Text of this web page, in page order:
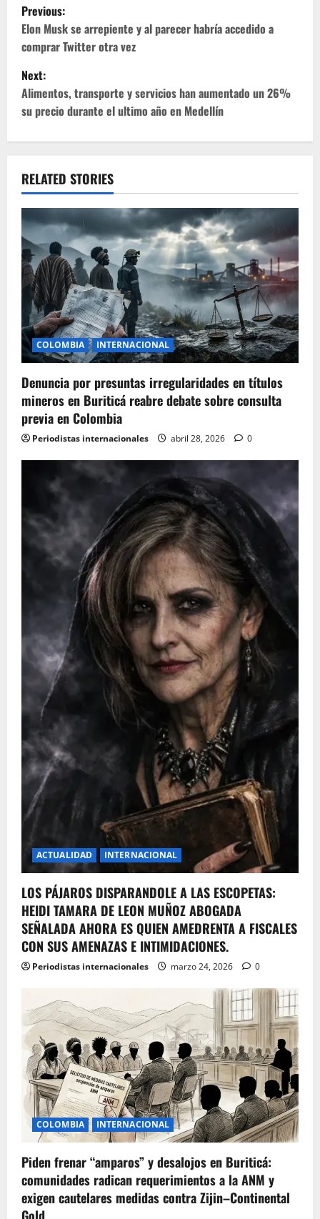
o
s
t
n
v
i
g
a
t
i
o
n
Previous:
Elon Musk se arrepiente y al parecer habría accedido a
comprar Twitter otra vez
Next:
Alimentos, transporte y servicios han aumentado un 26%
su precio durante el ultimo año en Medellín
RELATED STORIES
COLOMBIA INTERNACIONAL
Denuncia por presuntas irregularidades en títulos
mineros en Buriticá reabre debate sobre consulta
previa en Colombia
Periodistas internacionales abril 28, 2026 0
ACTUALIDAD INTERNACIONAL
LOS PÁJAROS DISPARANDOLE A LAS ESCOPETAS:
HEIDI TAMARA DE LEON MUÑOZ ABOGADA
SEÑALADA AHORA ES QUIEN AMEDRENTA A FISCALES
CON SUS AMENAZAS E INTIMIDACIONES.
Periodistas internacionales marzo 24, 2026 0
COLOMBIA INTERNACIONAL
Piden frenar “amparos” y desalojos en Buriticá:
comunidades radican requerimientos a la ANM y
exigen cautelares medidas contra Zijin–Continental